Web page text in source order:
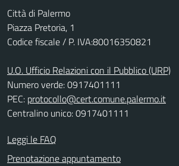
Città di Palermo
Piazza Pretoria, 1
Codice fiscale / P. IVA:80016350821
U.O. Ufficio Relazioni con il Pubblico (URP)
Numero verde: 0917401111
PEC: protocollo@cert.comune.palermo.it
Centralino unico: 0917401111
Leggi le FAQ
Prenotazione appuntamento